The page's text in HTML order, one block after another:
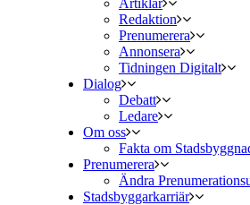
Artiklar
Redaktion
Prenumerera
Annonsera
Tidningen Digitalt
Dialog
Debatt
Ledare
Om oss
Fakta om
Prenumerera
Ändra
Stadsbyggarkarriär